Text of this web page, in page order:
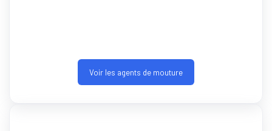
Voir les agents de mouture